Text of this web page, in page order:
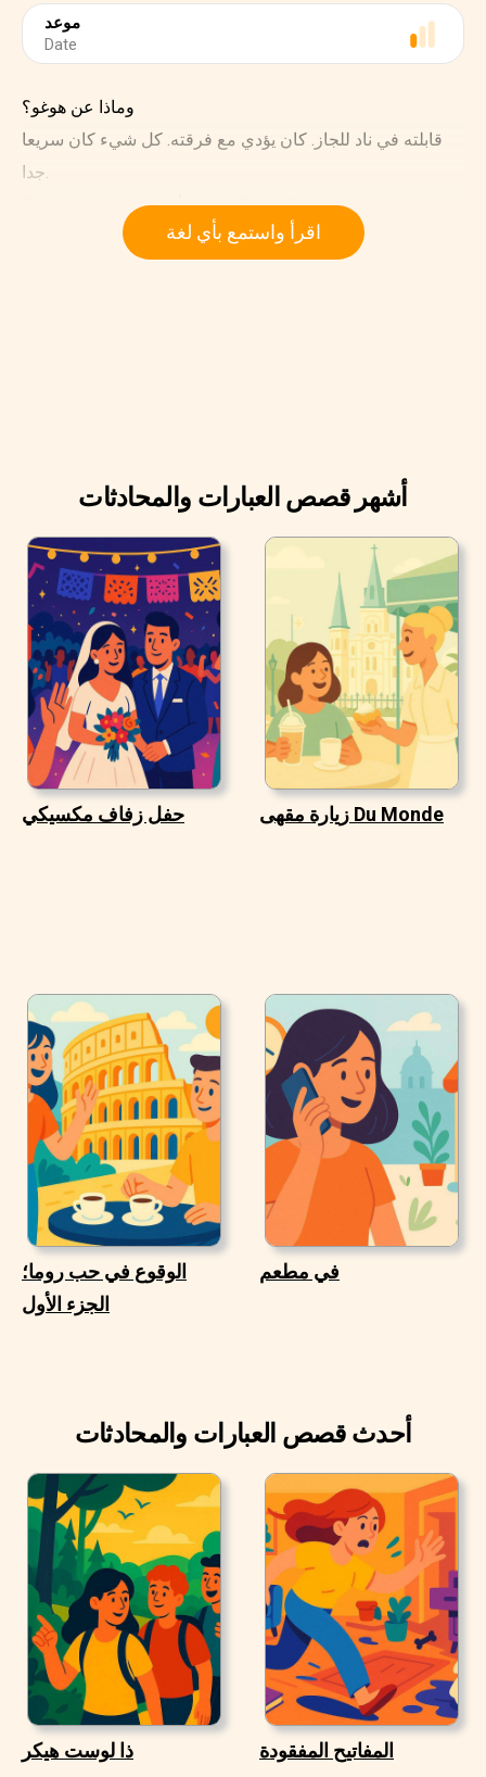
موعد
Date
وماذا عن هوغو؟
قابلته في ناد للجاز. كان يؤدي مع فرقته. كل شيء كان سريعا
جدا.
كيف طلب منك أن تذهبي معه بالخارج؟
ذهبت إلى الحفلة الموسيقية مع أندريا. يعمل شقيق أندريا في
اقرأ واستمع بأي لغة
أشهر قصص العبارات والمحادثات
حفل زفاف مكسيكي زيارة مقهى Du Monde
الوقوع في حب روما؛
الجزء الأول
في مطعم
أحدث قصص العبارات والمحادثات
ذا لوست هيكر المفاتيح المفقودة